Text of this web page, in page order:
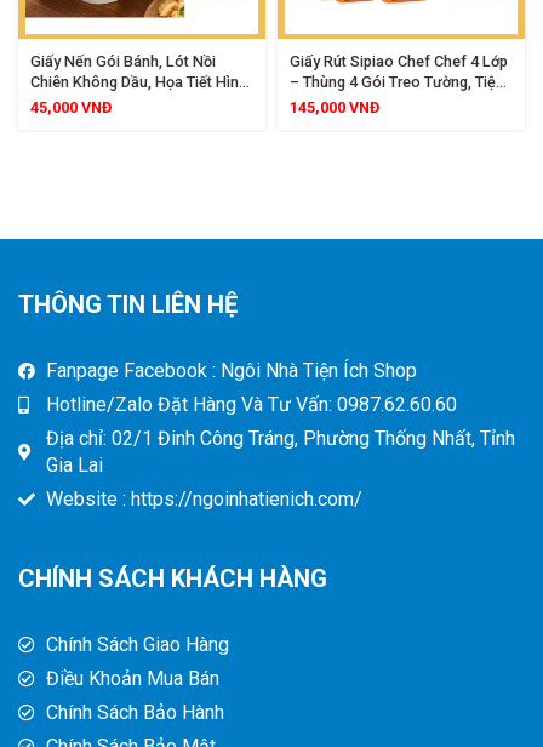
Giấy Nến Gói Bánh, Lót Nồi
Chiên Không Dầu, Họa Tiết Hình
Báo, Cuộn 5m x 30cm
45,000 VNĐ
Giấy Rút Sipiao Chef Chef 4 Lớp
– Thùng 4 Gói Treo Tường, Tiện
Lợi, An Toàn Cho Mọi Loại Da
145,000 VNĐ
THÔNG TIN LIÊN HỆ
Fanpage Facebook : Ngôi Nhà Tiện Ích Shop
Hotline/Zalo Đặt Hàng Và Tư Vấn: 0987.62.60.60
Địa chỉ: 02/1 Đinh Công Tráng, Phường Thống Nhất, Tỉnh
Gia Lai
Website : https://ngoinhatienich.com/
CHÍNH SÁCH KHÁCH HÀNG
Chính Sách Giao Hàng
Điều Khoản Mua Bán
Chính Sách Bảo Hành